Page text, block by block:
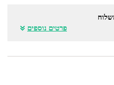
פרטים נוספים